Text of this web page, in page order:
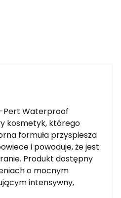
Pert Waterproof
kosmetyk, którego
formuła przyspiesza
i powoduje, że jest
Produkt dostępny
o mocnym
intensywny,